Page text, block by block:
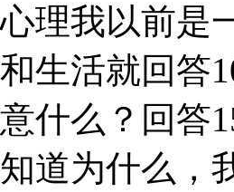
心理我以前是
和生活就回答
意什么？回答
知道为什么，